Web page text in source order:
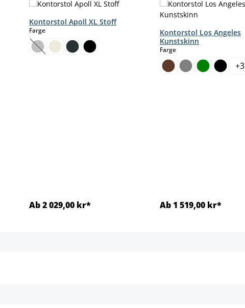
ikke tilgjengelig.)
ikke tilgjengelig.)
foreløpig ikke tilgjengelig.)
er foreløpig ikke tilgjengelig.)
Kontorstol Apoll XL Stoff
Fargeselect
(Dette alternativet er foreløpig ikke tilgjengelig.)
Ab 2 029,00 kr*
Kontorstol Los Angeles
Kunstskinn
Fargeselect
+3
Ab 1 519,00 kr*